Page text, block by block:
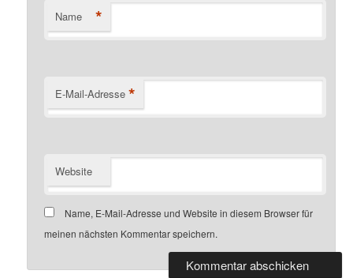
Name *
E-Mail-Adresse *
Website
Name, E-Mail-Adresse und Website in diesem Browser für
meinen nächsten Kommentar speichern.